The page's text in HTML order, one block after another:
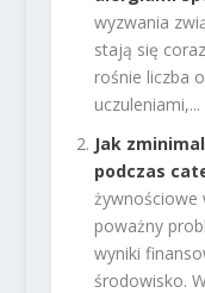
wyzwania
stają się
rośnie liczba
uczuleniami,...
Jak
podczas
żywnościowe
poważny
wyniki
środowisko.